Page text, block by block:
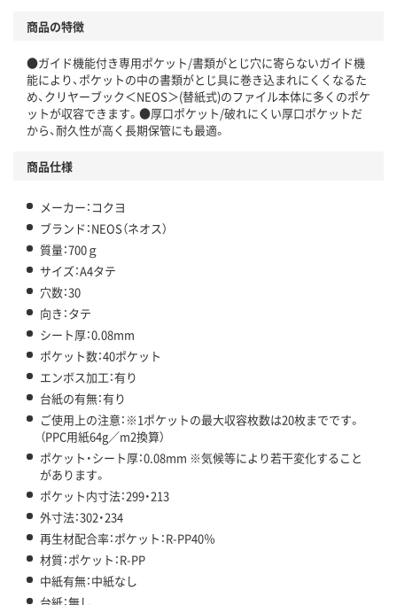
商品の特徴
●ガイド機能付き専用ポケット/書類がとじ穴に寄らないガイド機
能により、ポケットの中の書類がとじ具に巻き込まれにくくなるた
め、クリヤーブック＜NEOS＞(替紙式)のファイル本体に多くのポケ
ットが収容できます。●厚口ポケット/破れにくい厚口ポケットだ
から、耐久性が高く長期保管にも最適。
商品仕様
メーカー：コクヨ
ブランド：NEOS（ネオス）
質量：700ｇ
サイズ：A4タテ
穴数：30
向き：タテ
シート厚：0.08mm
ポケット数：40ポケット
エンボス加工：有り
台紙の有無：有り
ご使用上の注意：※1ポケットの最大収容枚数は20枚までです。
（PPC用紙64g／m2換算）
ポケット・シート厚：0.08mm ※気候等により若干変化すること
があります。
ポケット内寸法：299・213
外寸法：302・234
再生材配合率：ポケット：R-PP40％
材質：ポケット：R-PP
中紙有無：中紙なし